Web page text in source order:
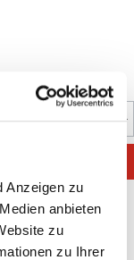
Anzeigen zu
anbieten
zu
zu Ihrer
ein oder